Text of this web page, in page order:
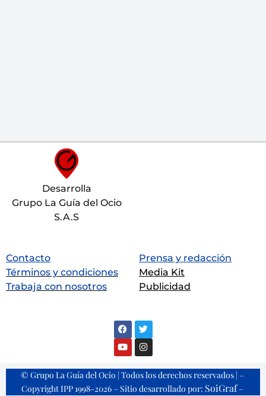
Desarrolla
Grupo La Guía del Ocio
S.A.S
Contacto
Términos y condiciones
Trabaja con nosotros
Prensa y redacción
Media Kit
Publicidad
© Grupo La Guía del Ocio | Todos los derechos reservados | –
Copyright IPP 1998-2026 – Sitio desarrollado por: SoiGraf–